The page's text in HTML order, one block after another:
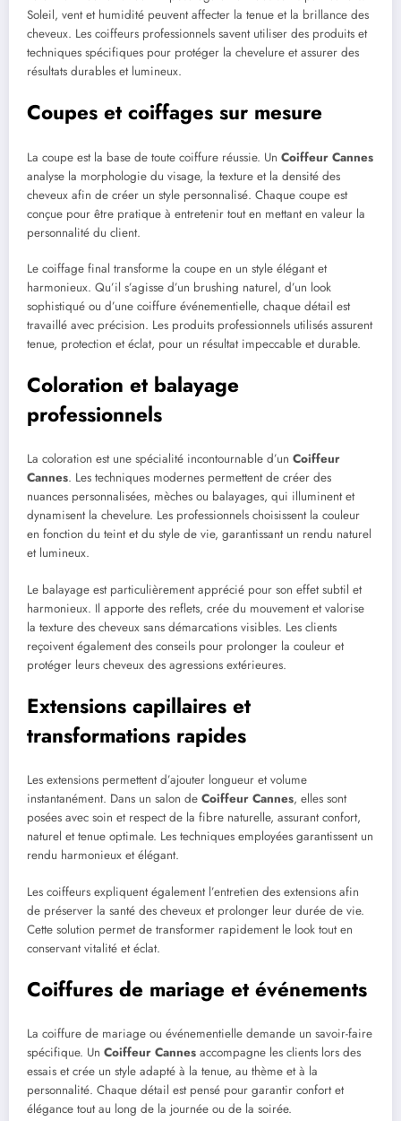
Soleil, vent et humidité peuvent affecter la tenue et la brillance des
cheveux. Les coiffeurs professionnels savent utiliser des produits et
techniques spécifiques pour protéger la chevelure et assurer des
résultats durables et lumineux.
Coupes et coiffages sur mesure
La coupe est la base de toute coiffure réussie. Un Coiffeur Cannes
analyse la morphologie du visage, la texture et la densité des
cheveux afin de créer un style personnalisé. Chaque coupe est
conçue pour être pratique à entretenir tout en mettant en valeur la
personnalité du client.
Le coiffage final transforme la coupe en un style élégant et
harmonieux. Qu’il s’agisse d’un brushing naturel, d’un look
sophistiqué ou d’une coiffure événementielle, chaque détail est
travaillé avec précision. Les produits professionnels utilisés assurent
tenue, protection et éclat, pour un résultat impeccable et durable.
Coloration et balayage
professionnels
La coloration est une spécialité incontournable d’un Coiffeur
Cannes. Les techniques modernes permettent de créer des
nuances personnalisées, mèches ou balayages, qui illuminent et
dynamisent la chevelure. Les professionnels choisissent la couleur
en fonction du teint et du style de vie, garantissant un rendu naturel
et lumineux.
Le balayage est particulièrement apprécié pour son effet subtil et
harmonieux. Il apporte des reflets, crée du mouvement et valorise
la texture des cheveux sans démarcations visibles. Les clients
reçoivent également des conseils pour prolonger la couleur et
protéger leurs cheveux des agressions extérieures.
Extensions capillaires et
transformations rapides
Les extensions permettent d’ajouter longueur et volume
instantanément. Dans un salon de Coiffeur Cannes, elles sont
posées avec soin et respect de la fibre naturelle, assurant confort,
naturel et tenue optimale. Les techniques employées garantissent un
rendu harmonieux et élégant.
Les coiffeurs expliquent également l’entretien des extensions afin
de préserver la santé des cheveux et prolonger leur durée de vie.
Cette solution permet de transformer rapidement le look tout en
conservant vitalité et éclat.
Coiffures de mariage et événements
La coiffure de mariage ou événementielle demande un savoir-faire
spécifique. Un Coiffeur Cannes accompagne les clients lors des
essais et crée un style adapté à la tenue, au thème et à la
personnalité. Chaque détail est pensé pour garantir confort et
élégance tout au long de la journée ou de la soirée.